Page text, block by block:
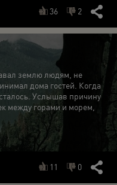
36 2
землю людям, не
дома гостей. Когда
Услышав причину
между горами и морем,
11 0